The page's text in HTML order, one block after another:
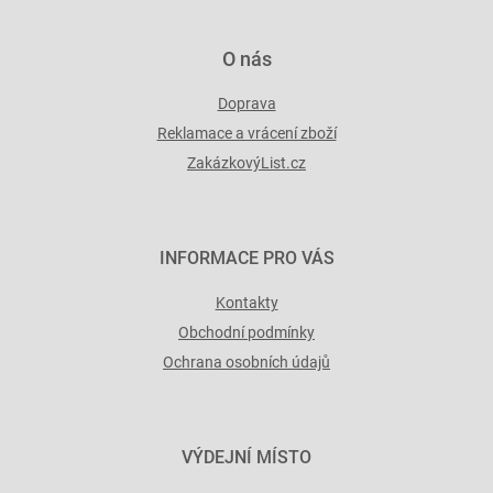
s
O nás
Doprava
Reklamace a vrácení zboží
ZakázkovýList.cz
INFORMACE PRO VÁS
Kontakty
Obchodní podmínky
Ochrana osobních údajů
VÝDEJNÍ MÍSTO